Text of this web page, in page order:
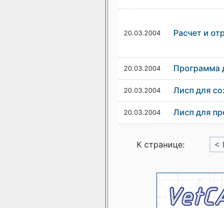
20.03.2004 Расчет и
20.03.2004 Программа
20.03.2004 Лисп для
20.03.2004 Лисп для
К странице: <